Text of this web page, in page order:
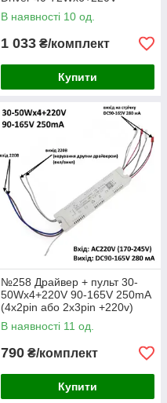
DC120-220V 260mA (6x2pin)
В наявності 10 од.
1 033 ₴/комплект
Купити
№258 Драйвер + пульт 30-
50Wx4+220V 90-165V 250mA
(4x2pin або 2х3pin +220v)
драйвер для світлодіодних
люстр
В наявності 11 од.
790 ₴/комплект
Купити